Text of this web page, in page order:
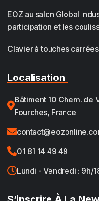
EOZ au salon Global
participation et les
Clavier à touches
Localisation
Bâtiment 10 Chem. de
Fourches, France
01 81 14 49 49
Lundi - Vendredi : 9h/